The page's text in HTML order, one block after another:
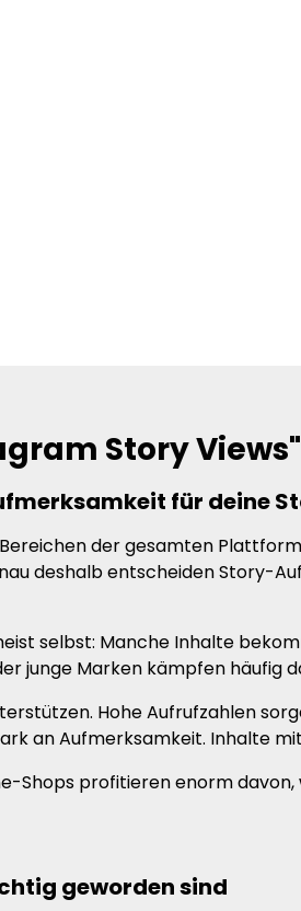
Story Views"
für deine
der gesamten
deshalb entscheiden Story-
selbst: Manche Inhalte
junge Marken kämpfen häufig
Hohe Aufrufzahlen
an Aufmerksamkeit. Inhalte
Shops profitieren enorm
geworden sind